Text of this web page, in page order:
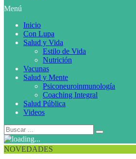
Menú
Inicio
Con Lupa
Salud y Vida
Estilo de Vida
Nutrición
Vacunas
Salud y Mente
Psiconeuroinmunología
Coaching Integral
Salud Pública
Videos
NOVEDADES